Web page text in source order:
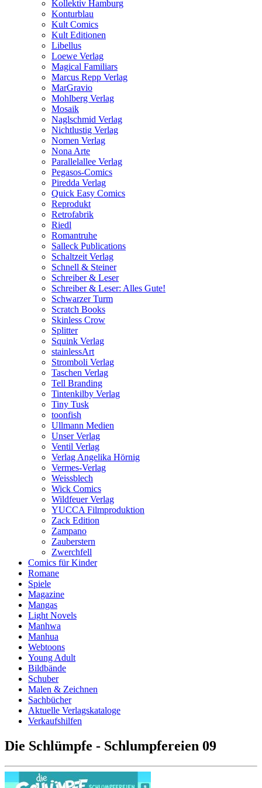
Kollektiv Hamburg
Konturblau
Kult Comics
Kult Editionen
Libellus
Loewe Verlag
Magical Familiars
Marcus Repp Verlag
MarGravio
Mohlberg Verlag
Mosaik
Naglschmid Verlag
Nichtlustig Verlag
Nomen Verlag
Nona Arte
Parallelallee Verlag
Pegasos-Comics
Piredda Verlag
Quick Easy Comics
Reprodukt
Retrofabrik
Riedl
Romantruhe
Salleck Publications
Schaltzeit Verlag
Schnell & Steiner
Schreiber & Leser
Schreiber & Leser: Alles Gute!
Schwarzer Turm
Scratch Books
Skinless Crow
Splitter
Squink Verlag
stainlessArt
Stromboli Verlag
Taschen Verlag
Tell Branding
Tintenkilby Verlag
Tiny Tusk
toonfish
Ullmann Medien
Unser Verlag
Ventil Verlag
Verlag Angelika Hörnig
Vermes-Verlag
Weissblech
Wick Comics
Wildfeuer Verlag
YUCCA Filmproduktion
Zack Edition
Zampano
Zauberstern
Zwerchfell
Comics für Kinder
Romane
Spiele
Magazine
Mangas
Light Novels
Manhwa
Manhua
Webtoons
Young Adult
Bildbände
Schuber
Malen & Zeichnen
Sachbücher
Aktuelle Verlagskataloge
Verkaufshilfen
Die Schlümpfe - Schlumpfereien 09